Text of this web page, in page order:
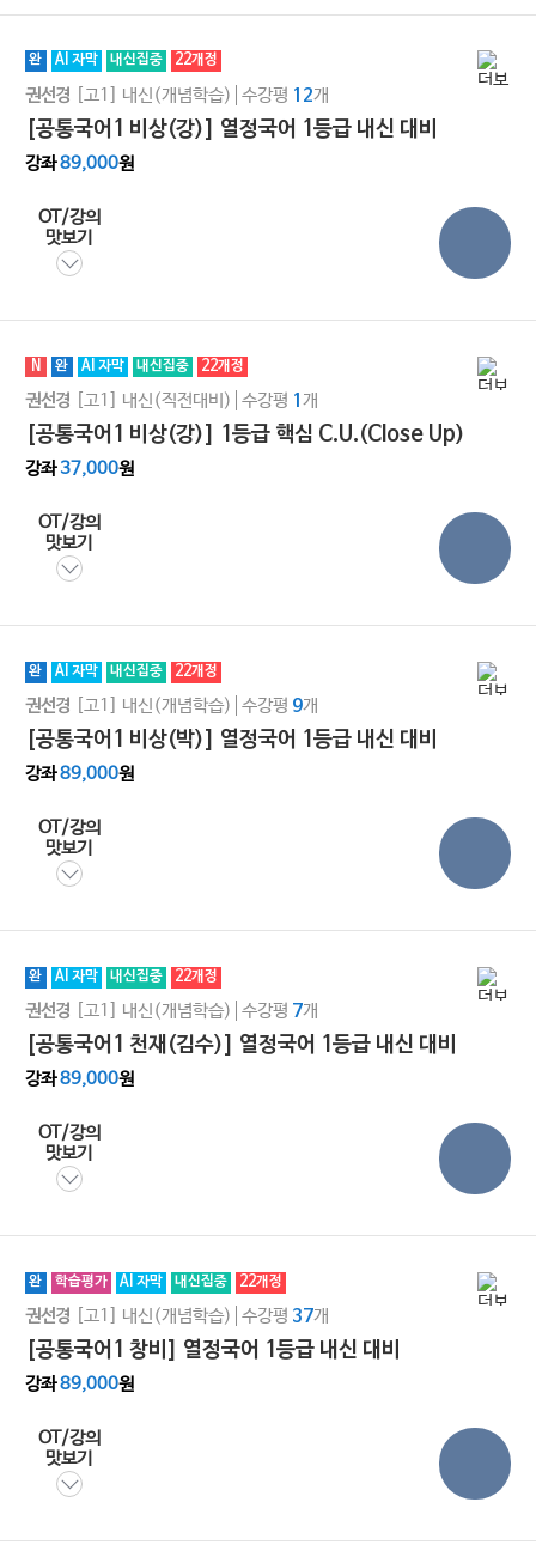
완 AI 자막 내신집중 22개정
권선경 [고1] 내신(개념학습) 수강평 12개
[공통국어1 비상(강)] 열정국어 1등급 내신 대비
강좌89,000원
OT/강의
맛보기
N 완 AI 자막 내신집중 22개정
권선경 [고1] 내신(직전대비) 수강평 1 개
[공통국어1 비상(강)] 1등급 핵심 C.U.(Close Up)
강좌37,000원
OT/강의
맛보기
완 AI 자막 내신집중 22개정
권선경 [고1] 내신(개념학습) 수강평 9개
[공통국어1 비상(박)] 열정국어 1등급 내신 대비
강좌89,000원
OT/강의
맛보기
완 AI 자막 내신집중 22개정
권선경 [고1] 내신(개념학습) 수강평 7개
[공통국어1 천재(김수)] 열정국어 1등급 내신 대비
강좌89,000원
OT/강의
맛보기
완 학습평가 AI 자막 내신집중 22개정
권선경 [고1] 내신(개념학습) 수강평 37개
[공통국어1 창비] 열정국어 1등급 내신 대비
강좌89,000원
OT/강의
맛보기